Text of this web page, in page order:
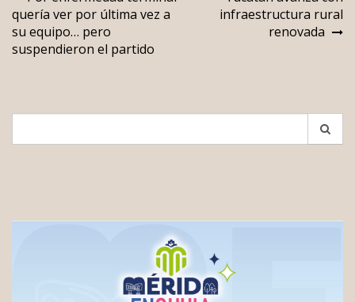
de
entradas
quería ver por última vez a
su equipo… pero
suspendieron el partido
infraestructura rural
renovada